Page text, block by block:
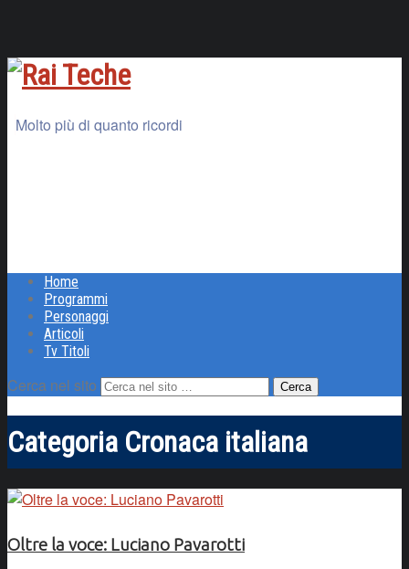
Molto più di quanto ricordi
Home
Programmi
Personaggi
Articoli
Tv Titoli
Cerca nel sito
Categoria Cronaca italiana
Oltre la voce: Luciano Pavarotti